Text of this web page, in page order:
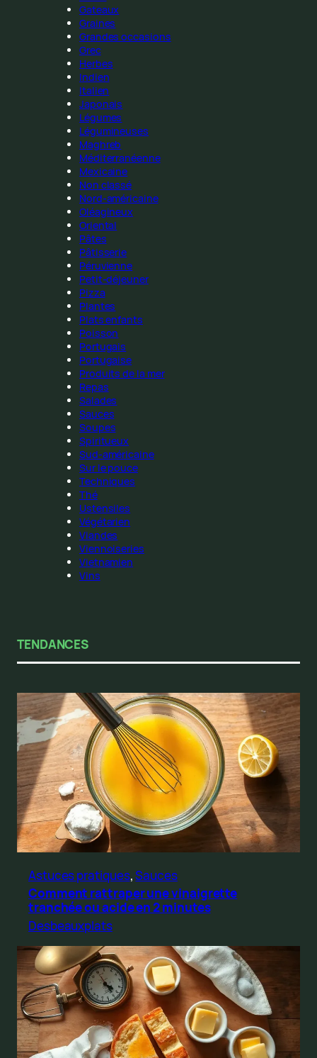
Gateaux
Graines
Grandes occasions
Grec
Herbes
Indien
Italien
Japonais
Légumes
Légumineuses
Maghreb
Méditerranéenne
Mexicaine
Non classé
Nord-américaine
Oléagineux
Oriental
Pâtes
Pâtisserie
Péruvienne
Petit-déjeuner
Pizza
Plantes
Plats enfants
Poisson
Portugais
Portugaise
Produits de la mer
Repas
Salades
Sauces
Soupes
Spiritueux
Sud-américaine
Sur le pouce
Techniques
Thé
Ustensiles
Végétarien
Viandes
Viennoiseries
Vietnamien
Vins
TENDANCES
Astuces pratiques, Sauces
Comment rattraper une vinaigrette
tranchée ou acide en 2 minutes
Desbeauxplats